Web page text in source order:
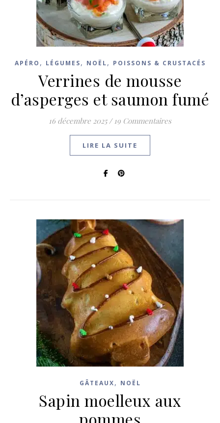
APÉRO , LÉGUMES, NOËL, POISSONS & CRUSTACÉS
Verrines de mousse
d’asperges et saumon fumé
16 décembre 2025 / 19 Commentaires
LIRE LA SUITE
GÂTEAUX, NOËL
Sapin moelleux aux